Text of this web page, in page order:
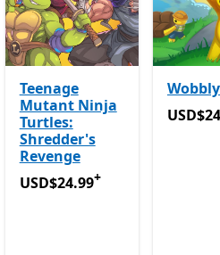
achats dans l’application
Teenage
Mutant Ninja
Turtles:
Shredder's
Revenge
USD$24.99Avec des achats
USD$24.99+